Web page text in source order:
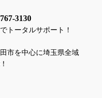
3130
トータルサポート！
市を中心に埼玉県全域